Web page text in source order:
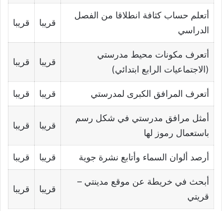
أتعلم حساب كثافة انطلاقا من الفصل
الدراسي
قريبا قريبا
أتعرف مكونات محیط مدرستي
(الاجتماعيات الرابع ابتدائي)
قريبا قريبا
أتعرف المرافق الكبرى لمدرستي قريبا قريبا
أمثل مرافق مدرستي في شكل رسم
باستعمال رموز لها
قريبا قريبا
أرصد ألوان السماء وأتابع نشرة جویة قريبا قريبا
أبحث في خریطة عن موقع مدینتي –
قریتي
قريبا قريبا